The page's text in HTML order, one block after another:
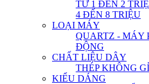
TỪ 1 ĐẾN 2
4 ĐẾN 8 TRIỆU
LOẠI MÁY
QUARTZ - MÁY
ĐỘNG
CHẤT LIỆU DÂY
THÉP KHÔNG
KIỂU DÁNG